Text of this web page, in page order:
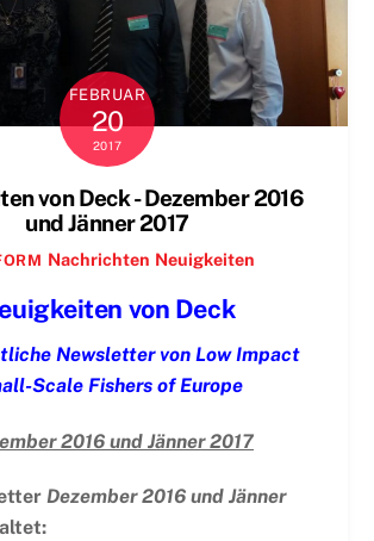
FEBRUAR
20
2017
von Deck - Dezember 2016
und Jänner 2017
Nachrichten Neuigkeiten
von Deck
Newsletter von Low Impact
Scale Fishers of Europe
2016 und Jänner 2017
Dezember 2016 und Jänner